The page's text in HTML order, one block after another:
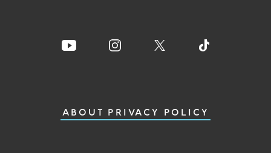
ABOUT PRIVACY POLICY